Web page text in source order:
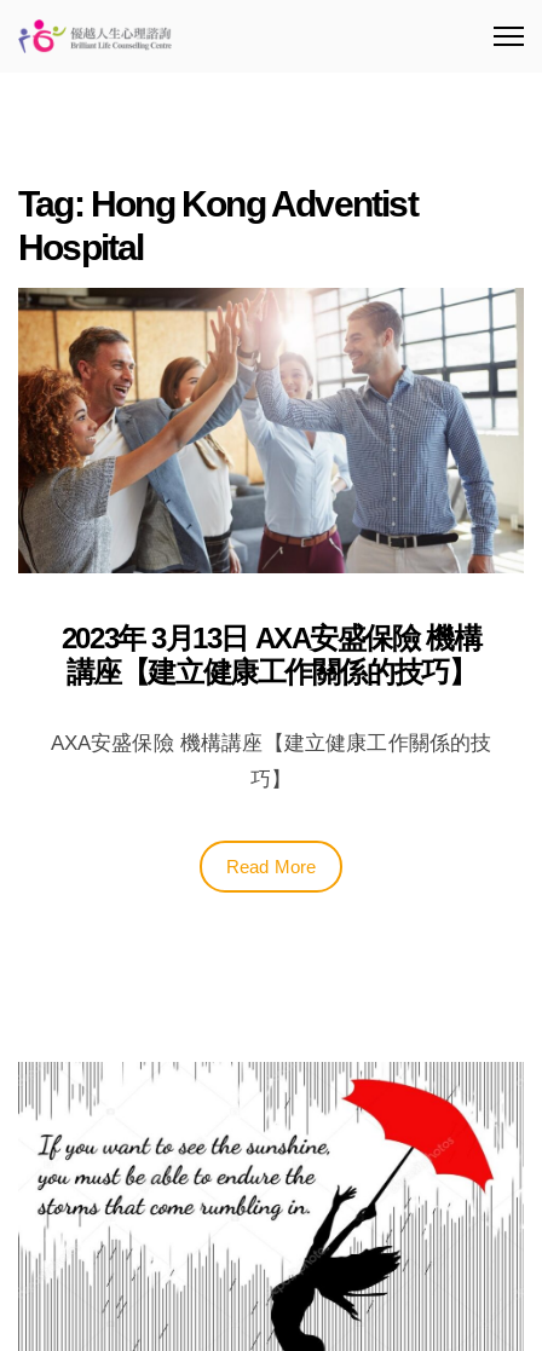
Tag: Hong Kong Adventist
Hospital
2023年 3月13日 AXA安盛保險 機構
講座【建立健康工作關係的技巧】
AXA安盛保險 機構講座【建立健康工作關係的技
巧】
Read More